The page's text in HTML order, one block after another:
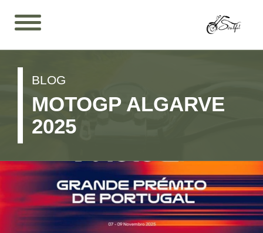
BLOG
MOTOGP ALGARVE
2025